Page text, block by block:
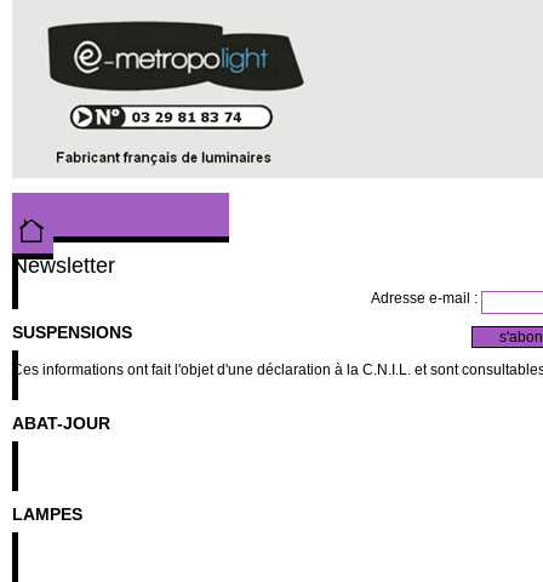
SUSPENSIONS
ABAT-JOUR
LAMPES
Newsletter
Adresse e-mail :
Ces informations ont fait l'objet d'une déclaration à la C.N.I.L. et sont